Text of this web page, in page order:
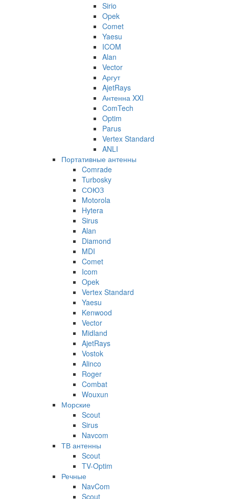
Sirio
Opek
Comet
Yaesu
ICOM
Alan
Vector
Аргут
AjetRays
Антенна XXI
ComTech
Optim
Parus
Vertex Standard
ANLI
Портативные антенны
Comrade
Turbosky
СОЮЗ
Motorola
Hytera
Sirus
Alan
Diamond
MDI
Comet
Icom
Opek
Vertex Standard
Yaesu
Kenwood
Vector
Midland
AjetRays
Vostok
Alinco
Roger
Combat
Wouxun
Морские
Scout
Sirus
Navcom
ТВ антенны
Scout
TV-Optim
Речные
NavCom
Scout